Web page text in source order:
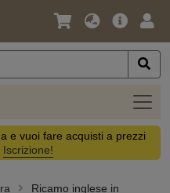
Lingua
Valuta
Offerta
e vuoi fare acquisti a prezzi
Iscrizione!
Ricamo inglese in